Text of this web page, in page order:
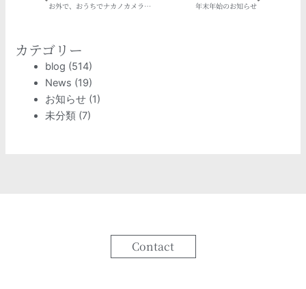
お外で、おうちでナカノカメラ祭 年末年始のお知らせ
カテゴリー
blog (514)
News (19)
お知らせ (1)
未分類 (7)
Contact